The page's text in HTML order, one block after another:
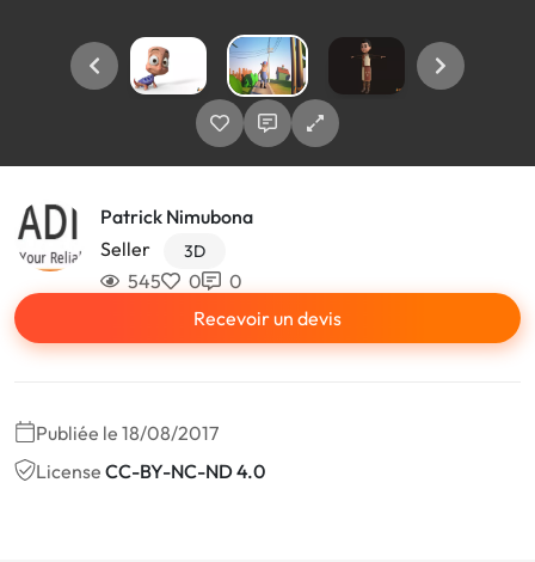
Patrick Nimubona
Seller
3D
545 0
0
Recevoir un devis
Publiée le 18/08/2017
License CC-BY-NC-ND 4.0